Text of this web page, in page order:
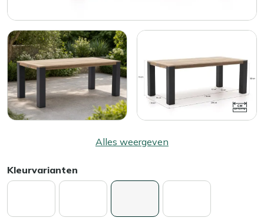
Alles weergeven
Kleurvarianten